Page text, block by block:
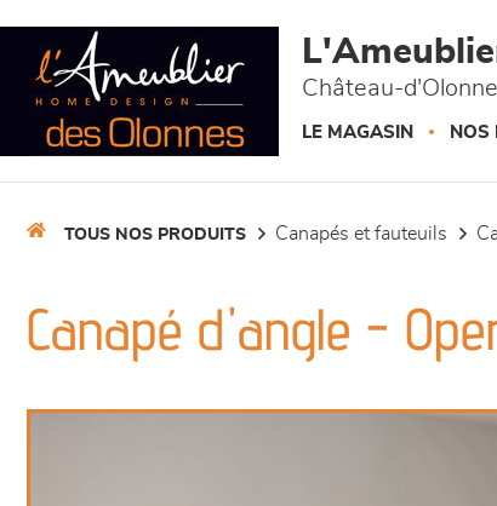
Château-
LE MAGASIN NOS
TOUS NOS PRODUITS canapés et fauteuils
Canapé d'angle -